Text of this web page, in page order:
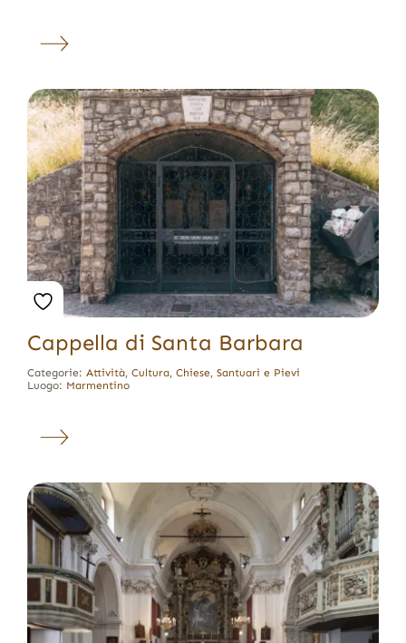
Cappella di Santa Barbara
Categorie: Attività, Cultura, Chiese, Santuari e Pievi
Luogo: Marmentino